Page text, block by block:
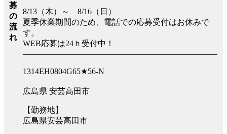
募
の
流
れ
8/13（木）～ 8/16（日）
夏季休業期間のため、電話での応募受付はお休みで
す。
WEB応募は24ｈ受付中！
――――――――――――――――――――――――
1314EH0804G65★56-N
広島県 安芸高田市
【勤務地】
広島県安芸高田市